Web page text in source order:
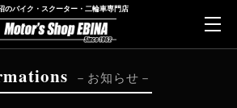
のバイク・スクーター・二輪車専門店
お知らせ